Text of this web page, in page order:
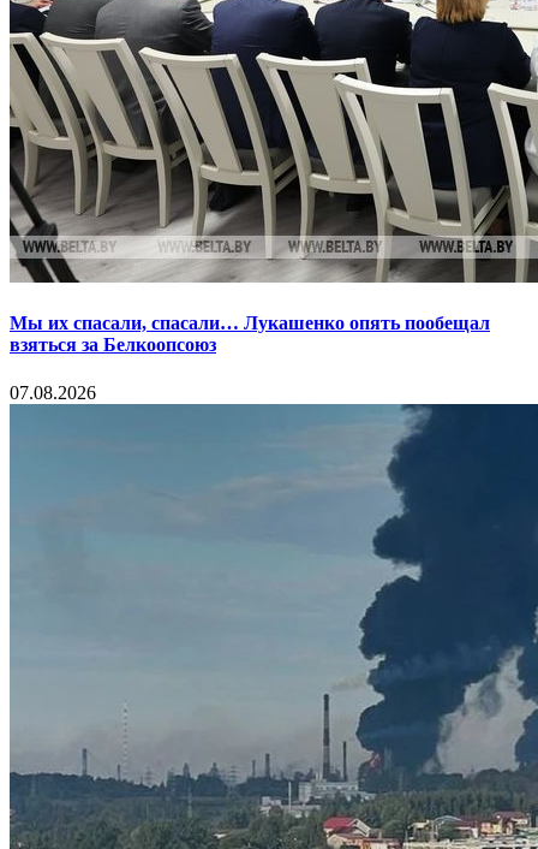
Мы их спасали, спасали… Лукашенко опять пообещал
взяться за Белкоопсоюз
07.08.2026